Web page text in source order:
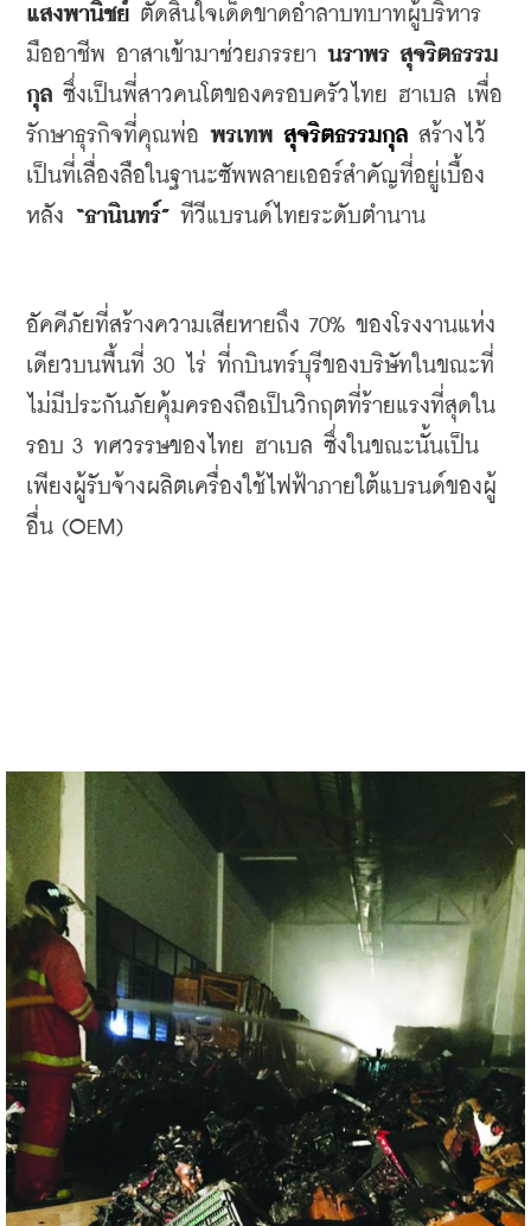
แสงพานิชย์ ตัดสินใจเด็ดขาดอำลาบทบาทผู้บริหาร
มืออาชีพ อาสาเข้ามาช่วยภรรยา นราพร สุจริตธรรม
กุล ซึ่งเป็นพี่สาวคนโตของครอบครัวไทย ฮาเบล เพื่อ
รักษาธุรกิจที่คุณพ่อ พรเทพ สุจริตธรรมกุล สร้างไว้
เป็นที่เลื่องลือในฐานะซัพพลายเออร์สำคัญที่อยู่เบื้อง
หลัง “ธานินทร์” ทีวีแบรนด์ไทยระดับตำนาน
อัคคีภัยที่สร้างความเสียหายถึง 70% ของโรงงานแห่ง
เดียวบนพื้นที่ 30 ไร่ ที่กบินทร์บุรีของบริษัทในขณะที่
ไม่มีประกันภัยคุ้มครองถือเป็นวิกฤตที่ร้ายแรงที่สุดใน
รอบ 3 ทศวรรษของไทย ฮาเบล ซึ่งในขณะนั้นเป็น
เพียงผู้รับจ้างผลิตเครื่องใช้ไฟฟ้าภายใต้แบรนด์ของผู้
อื่น (OEM)